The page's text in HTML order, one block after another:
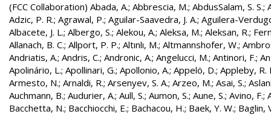
(FCC Collaboration) Abada, A.; Abbrescia, M.; AbdusSalam, S. S.;
Adzic, P. R.; Agrawal, P.; Aguilar-Saavedra, J. A.; Aguilera-
Albacete, J. L.; Albergo, S.; Alekou, A.; Aleksa, M.; Aleksan, R.;
Allanach, B. C.; Allport, P. P.; Altınlı, M.; Altmannshofer, W.;
Andriatis, A.; Andris, C.; Andronic, A.; Angelucci, M.; Antinori, F.;
Apolinário, L.; Apollinari, G.; Apollonio, A.; Appelö, D.; Appleby, R.
Armesto, N.; Arnaldi, R.; Arsenyev, S. A.; Arzeo, M.; Asai, S.;
Auchmann, B.; Audurier, A.; Aull, S.; Aumon, S.; Aune, S.; Avino, F.;
Bacchetta, N.; Bacchiocchi, E.; Bachacou, H.; Baek, Y. W.; Baglin,